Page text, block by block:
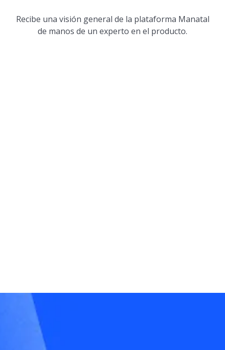
Recibe una visión general de la plataforma Manatal
de manos de un experto en el producto.